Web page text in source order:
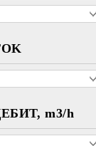
на
за тях
m3/h